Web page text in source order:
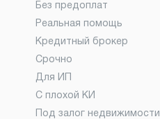
Без предоплат
Реальная помощь
Кредитный брокер
Срочно
Для ИП
С плохой КИ
Под залог недвижимости